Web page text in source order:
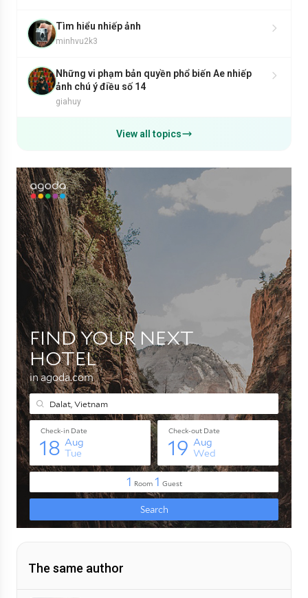
Tìm hiểu nhiếp ảnh
minhvu2k3
Những vi phạm bản quyền phổ biến Ae nhiếp
ảnh chú ý điều số 14
giahuy
View all topics
The same author